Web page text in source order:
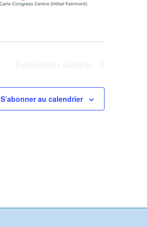
S’abonner au calendrier